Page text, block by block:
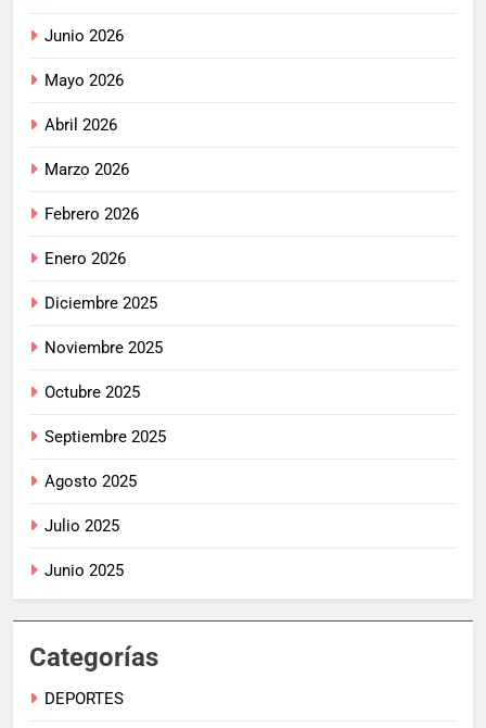
Junio 2026
Mayo 2026
Abril 2026
Marzo 2026
Febrero 2026
Enero 2026
Diciembre 2025
Noviembre 2025
Octubre 2025
Septiembre 2025
Agosto 2025
Julio 2025
Junio 2025
Categorías
DEPORTES